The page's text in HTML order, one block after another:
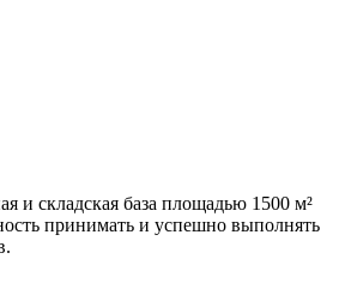
и складская база площадью 1500 м²
принимать и успешно выполнять